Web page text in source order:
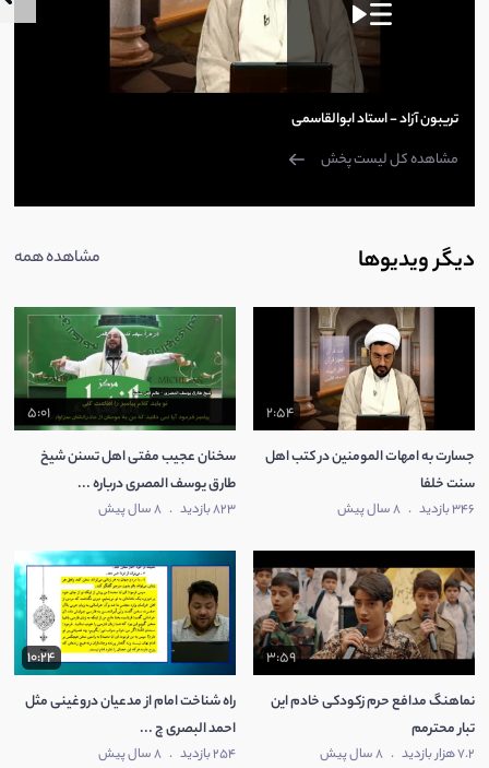
تریبون آزاد - استاد ابوالقاسمی
مشاهده کل لیست پخش
دیگر ویدیوها مشاهده همه
2:54
جسارت به امهات المومنین در کتب اهل
سنت خلفا
346 بازدید . 8 سال پیش
5:01
سخنان عجیب مفتی اهل تسنن شیخ
طارق یوسف المصری درباره ...
823 بازدید . 8 سال پیش
3:59
نماهنگ مدافع حرم زکودکی خادم این
تبار محترمم
7.2 هزار بازدید . 8 سال پیش
10:24
راه شناخت امام از مدعیان دروغینی مثل
احمد البصری چ ...
254 بازدید . 8 سال پیش